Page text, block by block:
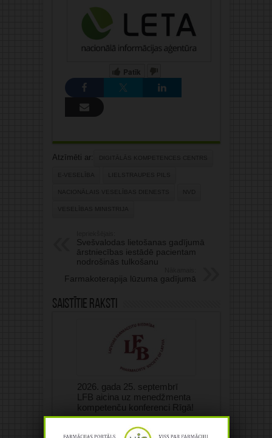
Patīk
Atzīmēti ar: DIGITĀLĀS KOMPETENCES CENTRS
E-VESELĪBA LIELSTRAUPES PILS
NACIONĀLAIS VESELĪBAS DIENESTS NVD
VESELĪBAS MINISTRIJA
Svešvalodas lietošanas gadījumā
ārstniecības iestādē pacientam
nodrošinās tulkošanu
Farmakoterapija lūzuma gadījumā
Saistītie raksti
2026. gada 25. septembrī
LFB aicina uz menedžmenta
kompetenču konferenci Rīgā!
06/08/2026